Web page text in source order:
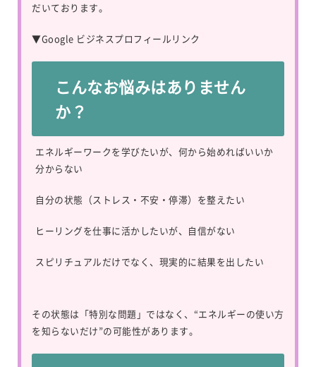
だいております。
▼Google ビジネスプロフィールリンク
こんなお悩みはありません
か？
エネルギーワークを学びたいが、何から始めればいいか
分からない
自分の状態（ストレス・不安・停滞）を整えたい
ヒーリングを仕事に活かしたいが、自信がない
スピリチュアルだけでなく、現実的に結果を出したい
その状態は「特別な問題」ではなく、“エネルギーの使い方
を知らないだけ”の可能性があります。